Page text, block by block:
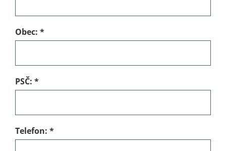
Obec: *
PSČ: *
Telefon: *